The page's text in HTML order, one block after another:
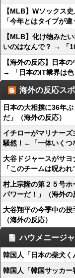
【MLB】Wソックス
「今年とはタイプが違
【MLB】化け物みた
いのはなんで？ → 「
【海外の反応】日本
→ 「日本のIT業界は色
海外の反応ス
日本の大相撲に36年
だ」（海外の反応）
イチローがマリナー
騒然！←「一体いくつ
大谷ドジャースがサ
「このチームは呪わ
村上宗隆の第２５号
パワーだ！」（海外の
大谷翔平の今季中の
（海外の反応）
ハウメニージ
韓国人「日本の柴犬く
韓国人「韓国サッカ